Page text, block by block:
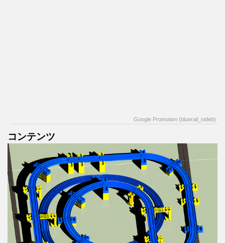
Google Promotion (bluerail_sideb)
コンテンツ